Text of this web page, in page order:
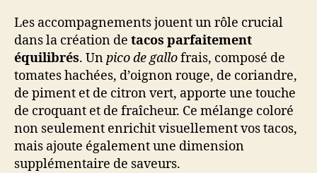
Les accompagnements jouent un rôle crucial
dans la création de tacos parfaitement
équilibrés. Unpico de gallofrais, composé de
tomates hachées, d’oignon rouge, de coriandre,
de piment et de citron vert, apporte une touche
de croquant et de fraîcheur. Ce mélange coloré
non seulement enrichit visuellement vos tacos,
mais ajoute également une dimension
supplémentaire de saveurs.